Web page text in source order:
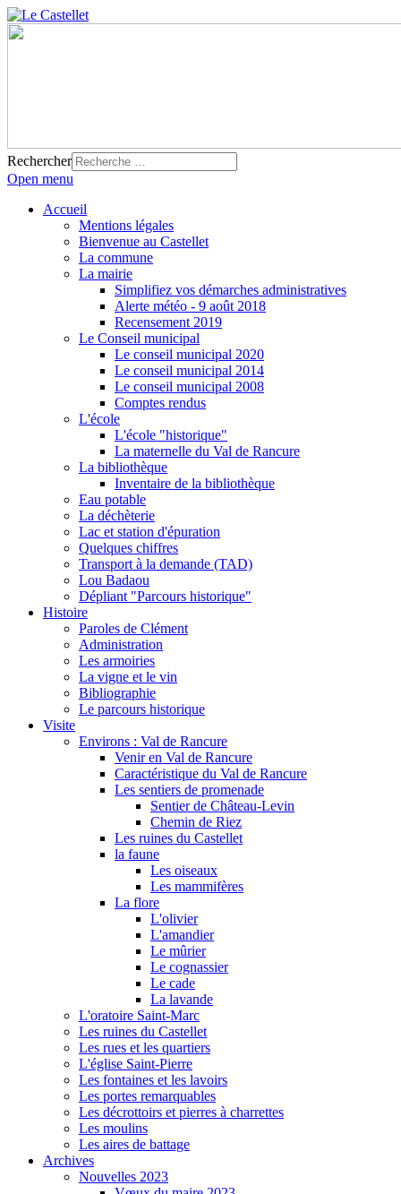
Rechercher
Open menu
Accueil
Mentions légales
Bienvenue au Castellet
La commune
La mairie
Simplifiez vos démarches administratives
Alerte météo - 9 août 2018
Recensement 2019
Le Conseil municipal
Le conseil municipal 2020
Le conseil municipal 2014
Le conseil municipal 2008
Comptes rendus
L'école
L'école "historique"
La maternelle du Val de Rancure
La bibliothèque
Inventaire de la bibliothèque
Eau potable
La déchèterie
Lac et station d'épuration
Quelques chiffres
Transport à la demande (TAD)
Lou Badaou
Dépliant "Parcours historique"
Histoire
Paroles de Clément
Administration
Les armoiries
La vigne et le vin
Bibliographie
Le parcours historique
Visite
Environs : Val de Rancure
Venir en Val de Rancure
Caractéristique du Val de Rancure
Les sentiers de promenade
Sentier de Château-Levin
Chemin de Riez
Les ruines du Castellet
la faune
Les oiseaux
Les mammifères
La flore
L'olivier
L'amandier
Le mûrier
Le cognassier
Le cade
La lavande
L'oratoire Saint-Marc
Les ruines du Castellet
Les rues et les quartiers
L'église Saint-Pierre
Les fontaines et les lavoirs
Les portes remarquables
Les décrottoirs et pierres à charrettes
Les moulins
Les aires de battage
Archives
Nouvelles 2023